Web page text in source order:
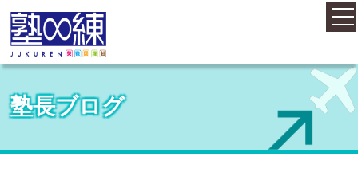
ホーム
コース案内
塾長ブログ